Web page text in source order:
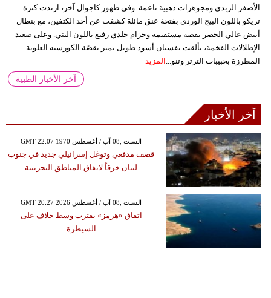
الأصفر الزبدي ومجوهرات ذهبية ناعمة. وفي ظهور كاجوال آخر، ارتدت كنزة
تريكو باللون البيج الوردي بفتحة عنق مائلة كشفت عن أحد الكتفين، مع بنطال
أبيض عالي الخصر بقصة مستقيمة وحزام جلدي رفيع باللون البني. وعلى صعيد
الإطلالات الفخمة، تألقت بفستان أسود طويل تميز بقصّة الكورسيه العلوية
المطرزة بحبيبات الترتر وتنو... المزيد
آخر الأخبار الطبية
آخر الأخبار
GMT 22:07 1970 السبت ,08 آب / أغسطس
قصف مدفعي وتوغل إسرائيلي جديد في جنوب
لبنان خرقاً لاتفاق المناطق التجريبية
GMT 20:27 2026 السبت ,08 آب / أغسطس
اتفاق «هرمز» يقترب وسط خلاف على
السيطرة